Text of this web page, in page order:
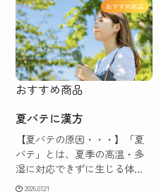
おすすめ商品
おすすめ商品
夏バテに漢方
【夏バテの原因・・・】「夏
バテ」とは、夏季の高温・多
湿に対応できずに生じる体...
2026.07.21